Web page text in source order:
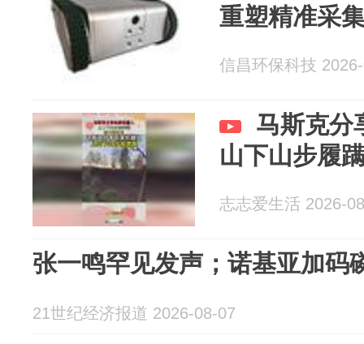
重塑精准采
信昌环保科技
马斯克分
山下山步履
志志爱生活 2026-
张一鸣罕见发声；诺基亚加码
21世纪经济报道 2026-08-07